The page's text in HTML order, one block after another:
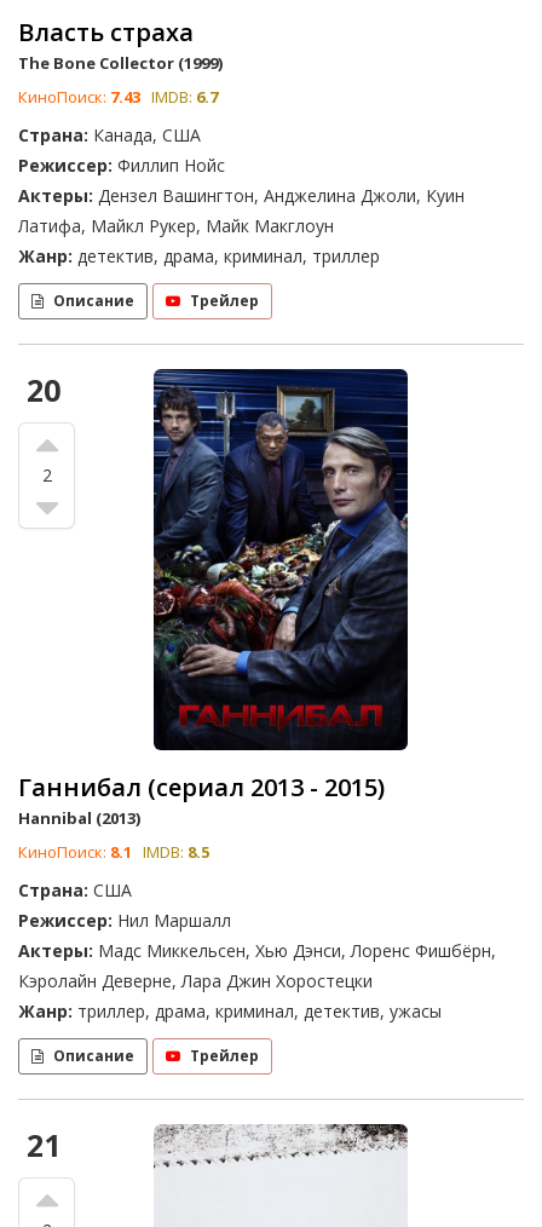
Власть страха
The Bone Collector (1999)
КиноПоиск: 7.43 IMDB: 6.7
Страна: Канада, США
Режиссер: Филлип Нойс
Актеры: Дензел Вашингтон, Анджелина Джоли, Куин
Латифа, Майкл Рукер, Майк Макглоун
Жанр: детектив, драма, криминал, триллер
Описание Трейлер
20
2
Ганнибал (сериал 2013 - 2015)
Hannibal (2013)
КиноПоиск: 8.1 IMDB: 8.5
Страна: США
Режиссер: Нил Маршалл
Актеры: Мадс Миккельсен, Хью Дэнси, Лоренс Фишбёрн,
Кэролайн Деверне, Лара Джин Хоростецки
Жанр: триллер, драма, криминал, детектив, ужасы
Описание Трейлер
21